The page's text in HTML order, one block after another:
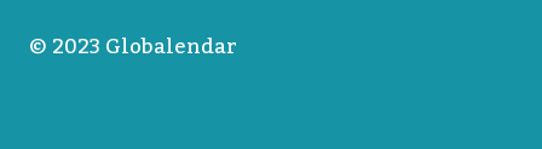
© 2023 Globalendar